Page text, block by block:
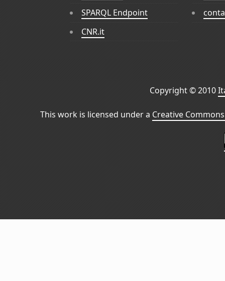
SPARQL Endpoint
CNR.it
Copyright © 2010
This work is licensed under a Creative